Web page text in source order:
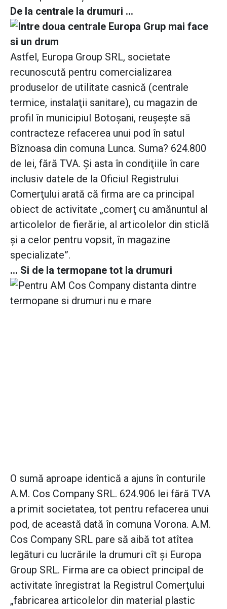
De la centrale la drumuri ...
Astfel, Europa Group SRL, societate
recunoscută pentru comercializarea
produselor de utilitate casnică (centrale
termice, instalaţii sanitare), cu magazin de
profil în municipiul Botoşani, reuşeşte să
contracteze refacerea unui pod în satul
Bîznoasa din comuna Lunca. Suma? 624.800
de lei, fără TVA. Şi asta în condiţiile în care
inclusiv datele de la Oficiul Registrului
Comerţului arată că firma are ca principal
obiect de activitate „comerţ cu amănuntul al
articolelor de fierărie, al articolelor din sticlă
şi a celor pentru vopsit, în magazine
specializate”.
... Si de la termopane tot la drumuri
O sumă aproape identică a ajuns în conturile
A.M. Cos Company SRL. 624.906 lei fără TVA
a primit societatea, tot pentru refacerea unui
pod, de această dată în comuna Vorona. A.M.
Cos Company SRL pare să aibă tot atîtea
legături cu lucrările la drumuri cît şi Europa
Group SRL. Firma are ca obiect principal de
activitate înregistrat la Registrul Comerţului
„fabricarea articolelor din material plastic